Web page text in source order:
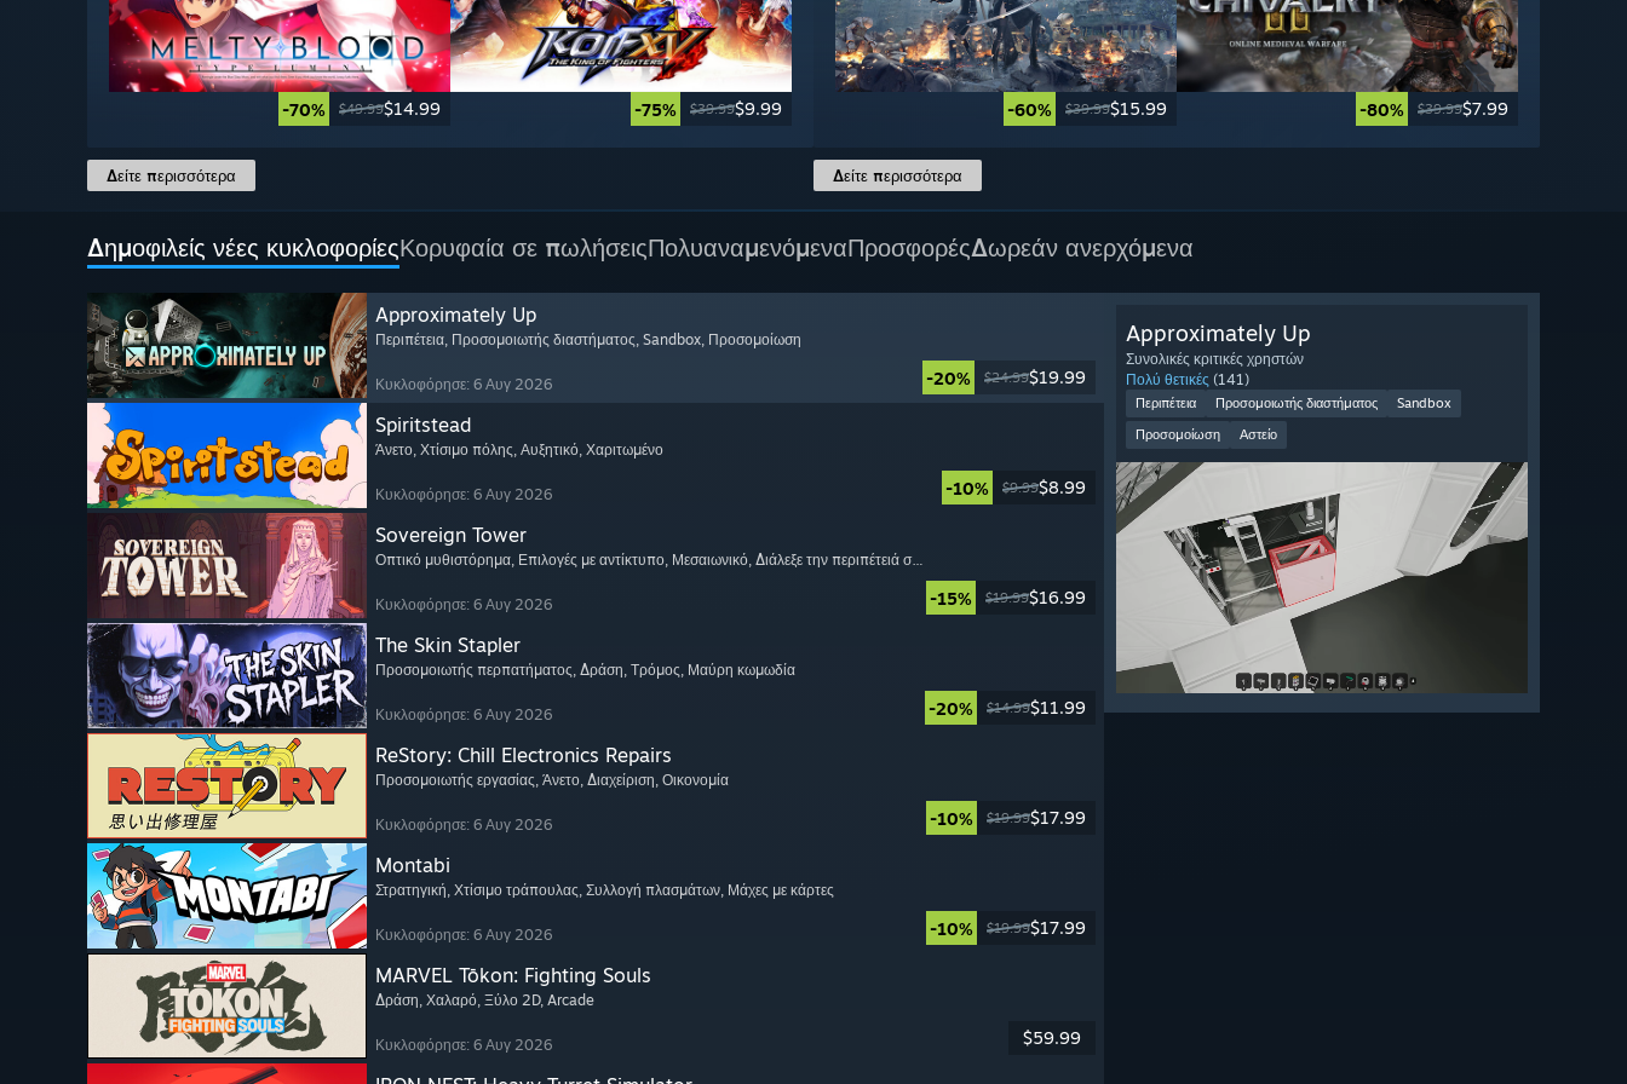
-70% $49.99$14.99 -75% $39.99$9.99
Δείτε περισσότερα
-60% $39.99$15.99 -80% $39.99$7.99
Δείτε περισσότερα
Δημοφιλείς νέες κυκλοφορίεςΚορυφαία σε πωλήσειςΠολυαναμενόμεναΠροσφορέςΔωρεάν ανερχόμενα
Approximately Up
Περιπέτεια, Προσομοιωτής διαστήματος, Sandbox, Προσομοίωση
Κυκλοφόρησε: 6 Αυγ 2026 -20% $24.99$19.99
Spiritstead
Άνετο, Χτίσιμο πόλης, Αυξητικό, Χαριτωμένο
Κυκλοφόρησε: 6 Αυγ 2026 -10% $9.99$8.99
Sovereign Tower
Οπτικό μυθιστόρημα, Επιλογές με αντίκτυπο, Μεσαιωνικό, Διάλεξε την περιπέτειά σου
Κυκλοφόρησε: 6 Αυγ 2026 -15% $19.99$16.99
The Skin Stapler
Προσομοιωτής περπατήματος, Δράση, Τρόμος, Μαύρη κωμωδία
Κυκλοφόρησε: 6 Αυγ 2026 -20% $14.99$11.99
ReStory: Chill Electronics Repairs
Προσομοιωτής εργασίας, Άνετο, Διαχείριση, Οικονομία
Κυκλοφόρησε: 6 Αυγ 2026 -10% $19.99$17.99
Montabi
Στρατηγική, Χτίσιμο τράπουλας, Συλλογή πλασμάτων, Μάχες με κάρτες
Κυκλοφόρησε: 6 Αυγ 2026 -10% $19.99$17.99
MARVEL Tōkon: Fighting Souls
Δράση, Χαλαρό, Ξύλο 2D, Arcade
Κυκλοφόρησε: 6 Αυγ 2026 $59.99
Approximately Up
Συνολικές κριτικές χρηστών
Πολύ θετικές (141)
Περιπέτεια Προσομοιωτής διαστήματος
Sandbox
Προσομοίωση
Αστείο